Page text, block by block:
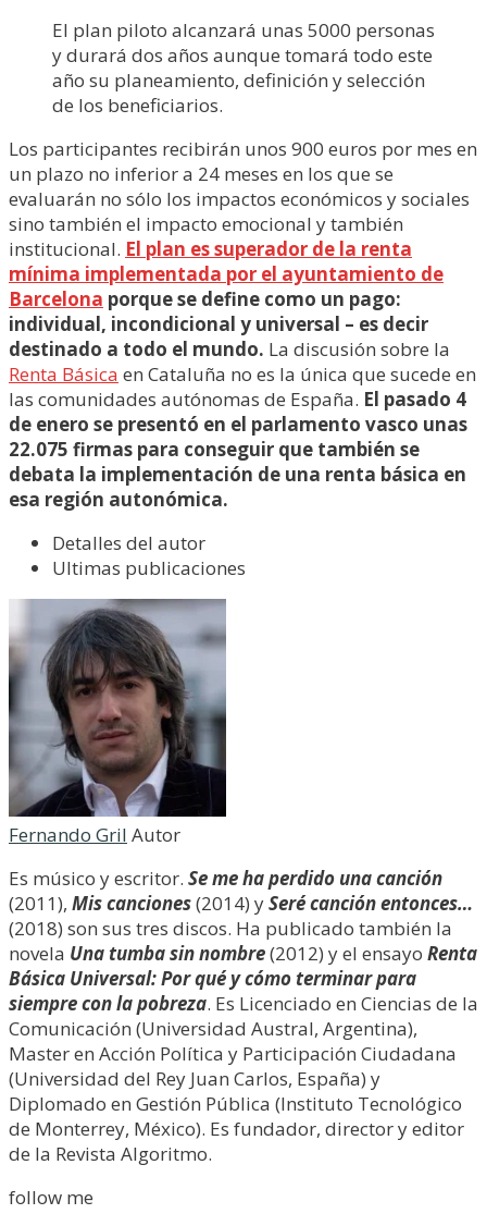
El plan piloto alcanzará unas 5000 personas
y durará dos años aunque tomará todo este
año su planeamiento, definición y selección
de los beneficiarios.
Los participantes recibirán unos 900 euros por mes en
un plazo no inferior a 24 meses en los que se
evaluarán no sólo los impactos económicos y sociales
sino también el impacto emocional y también
institucional. El plan es superador de la renta
mínima implementada por el ayuntamiento de
Barcelona porque se define como un pago:
individual, incondicional y universal – es decir
destinado a todo el mundo. La discusión sobre la
Renta Básica en Cataluña no es la única que sucede en
las comunidades autónomas de España. El pasado 4
de enero se presentó en el parlamento vasco unas
22.075 firmas para conseguir que también se
debata la implementación de una renta básica en
esa región autonómica.
Detalles del autor
Ultimas publicaciones
Fernando Gril Autor
Es músico y escritor. Se me ha perdido una canción
(2011), Mis canciones(2014) ySeré canción entonces…
(2018) son sus tres discos. Ha publicado también la
novela Una tumba sin nombre(2012) y el ensayo Renta
Básica Universal: Por qué y cómo terminar para
siempre con la pobreza. Es Licenciado en Ciencias de la
Comunicación (Universidad Austral, Argentina),
Master en Acción Política y Participación Ciudadana
(Universidad del Rey Juan Carlos, España) y
Diplomado en Gestión Pública (Instituto Tecnológico
de Monterrey, México). Es fundador, director y editor
de la Revista Algoritmo.
follow me